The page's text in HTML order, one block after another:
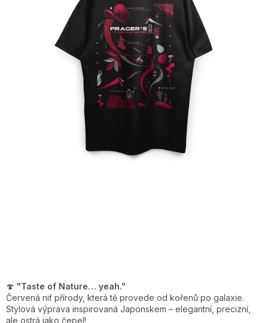
🍄 "Taste of Nature… yeah."
Červená niť přírody, která tě provede od kořenů po galaxie.
Stylová výprava inspirovaná Japonskem – elegantní, precizní,
ale ostrá jako čepel!